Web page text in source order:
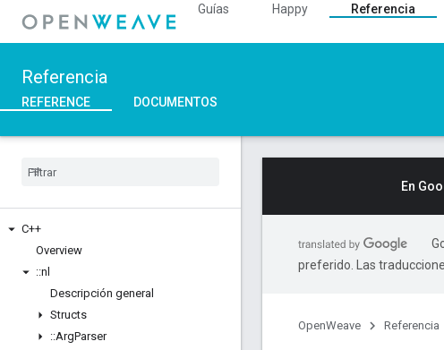
Guías Happy Referencia
Referencia
REFERENCE DOCUMENTOS
C++
Overview
::nl
Descripción general
Structs
::ArgParser
En
preferido. Las
OpenWeave Referencia